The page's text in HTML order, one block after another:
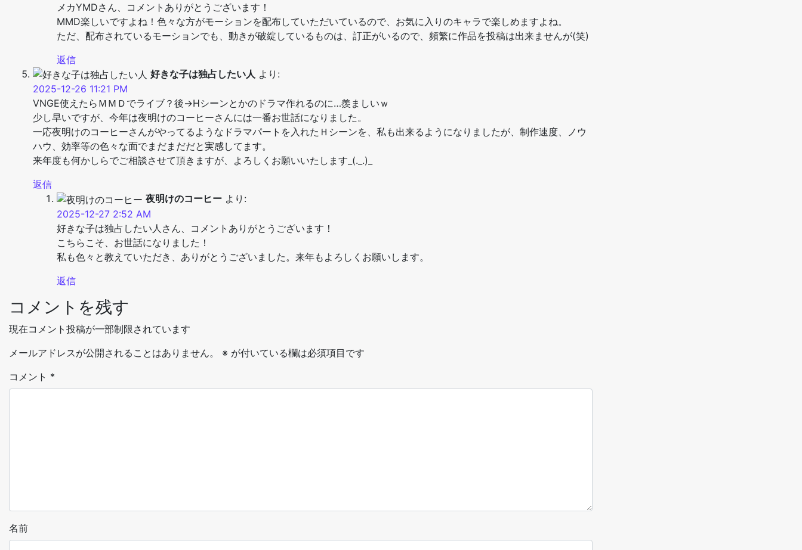
メカYMDさん、コメントありがとうございます！
MMD楽しいですよね！色々な方がモーションを配布していただいているので、お気に入りのキャラで楽しめますよね。
ただ、配布されているモーションでも、動きが破綻しているものは、訂正がいるので、頻繁に作品を投稿は出来ませんが(笑)
返信
好きな子は独占したい人 より:
2025-12-26 11:21 PM
VNGE使えたらＭＭＤでライブ？後→Hシーンとかのドラマ作れるのに…羨ましいｗ
少し早いですが、今年は夜明けのコーヒーさんには一番お世話になりました。
一応夜明けのコーヒーさんがやってるようなドラマパートを入れたＨシーンを、私も出来るようになりましたが、制作速度、ノウ
ハウ、効率等の色々な面でまだまだだと実感してます。
来年度も何かしらでご相談させて頂きますが、よろしくお願いいたします_(._.)_
返信
夜明けのコーヒー より:
2025-12-27 2:52 AM
好きな子は独占したい人さん、コメントありがとうございます！
こちらこそ、お世話になりました！
私も色々と教えていただき、ありがとうございました。来年もよろしくお願いします。
返信
コメントを残す
現在コメント投稿が一部制限されています
メールアドレスが公開されることはありません。
※ が付いている欄は必須項目です
コメント *
名前